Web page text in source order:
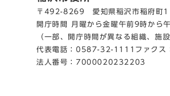
〒492-8269 愛知県稲沢市稲府町1
開庁時間 月曜から金曜午前9時から
（一部、開庁時間が異なる組織、施
代表電話： 0587-32-1111 ファク
法人番号：7000020232203